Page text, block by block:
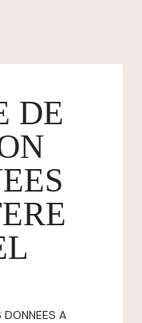
DE
DONNEES A